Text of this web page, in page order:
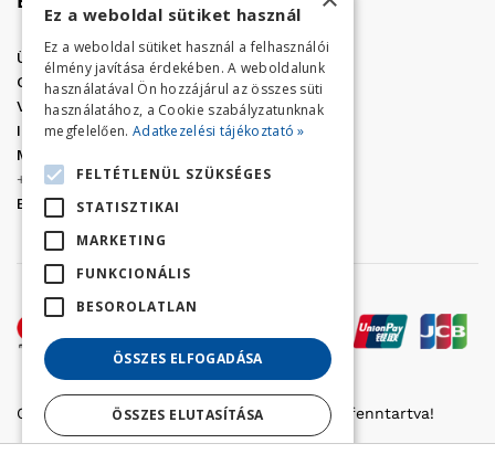
Üzletünk címe:Szolnok, Vércse út 17.
Golf Center Áruház:06 (56) 423-324
VÁR-Kert Áruház: 06 (56) 429-771
Iroda:06 (56) 421-857
Megrendelés, termék információ:
+36 (70) 938-3356
E-mail:
golfaruhaz@gmail.com
Copyright © 2022 Golfker Kft. - Minden jog fenntartva!
Ez a weboldal sütiket használ
Ez a weboldal sütiket használ a felhasználói
élmény javítása érdekében. A weboldalunk
használatával Ön hozzájárul az összes süti
használatához, a Cookie szabályzatunknak
megfelelően. Adatkezelési tájékoztató »
FELTÉTLENÜL SZÜKSÉGES
STATISZTIKAI
MARKETING
FUNKCIONÁLIS
BESOROLATLAN
ÖSSZES ELFOGADÁSA
ÖSSZES ELUTASÍTÁSA